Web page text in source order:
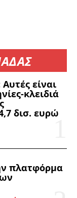
είναι
κλειδιά
δισ. ευρώ
πλατφόρμα